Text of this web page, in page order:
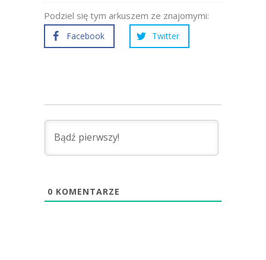
Podziel się tym arkuszem ze znajomymi:
Facebook Twitter
0 KOMENTARZE